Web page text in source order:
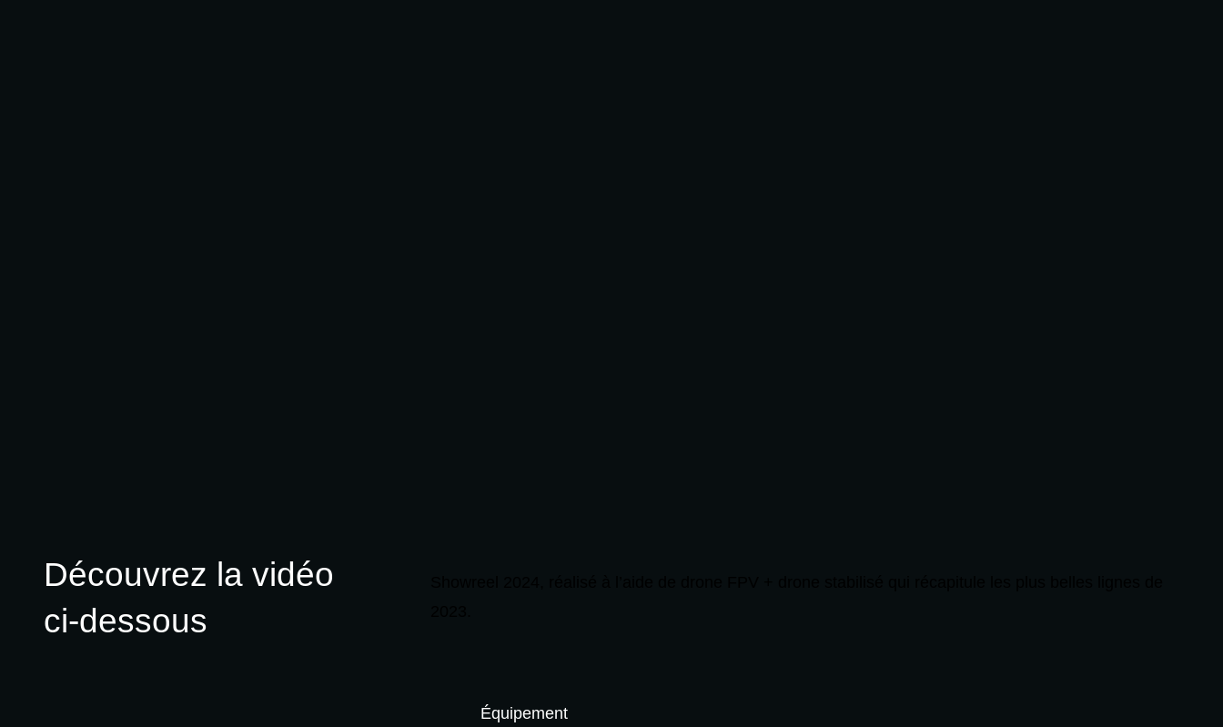
Découvrez la vidéo
ci-dessous
Équipement